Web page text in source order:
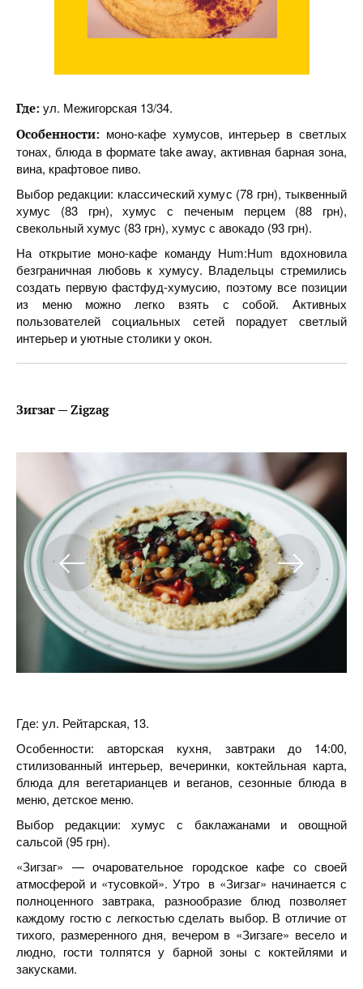
Где: ул. Межигорская 13/34.
Особенности: моно-кафе хумусов, интерьер в светлых
тонах, блюда в формате take away, активная барная зона,
вина, крафтовое пиво.
Выбор редакции: классический хумус (78 грн), тыквенный
хумус (83 грн), хумус с печеным перцем (88 грн),
свекольный хумус (83 грн), хумус с авокадо (93 грн).
На открытие моно-кафе команду Hum:Hum вдохновила
безграничная любовь к хумусу. Владельцы стремились
создать первую фастфуд-хумусию, поэтому все позиции
из меню можно легко взять с собой. Активных
пользователей социальных сетей порадует светлый
интерьер и уютные столики у окон.
Зигзаг — Zigzag
Где: ул. Рейтарская, 13.
Особенности: авторская кухня, завтраки до 14:00,
стилизованный интерьер, вечеринки, коктейльная карта,
блюда для вегетарианцев и веганов, сезонные блюда в
меню, детское меню.
Выбор редакции: хумус с баклажанами и овощной
сальсой (95 грн).
«Зигзаг» — очаровательное городское кафе со своей
атмосферой и «тусовкой». Утро в «Зигзаг» начинается с
полноценного завтрака, разнообразие блюд позволяет
каждому гостю с легкостью сделать выбор. В отличие от
тихого, размеренного дня, вечером в «Зигзаге» весело и
людно, гости толпятся у барной зоны с коктейлями и
закусками.